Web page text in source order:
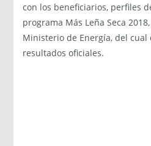
con los beneficiarios, perfiles
programa Más Leña Seca
Ministerio de Energía, del cual
resultados oficiales.